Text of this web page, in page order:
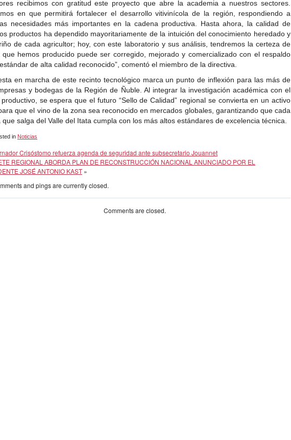
recibimos con gratitud este proyecto que abre la academia a nuestros sectores.
en que permitirá fortalecer el desarrollo vitivinícola de la región, respondiendo a
necesidades más importantes en la cadena productiva. Hasta ahora, la calidad de
productos ha dependido mayoritariamente de la intuición del conocimiento heredado y
de cada agricultor; hoy, con este laboratorio y sus análisis, tendremos la certeza de
que hemos producido puede ser corregido, mejorado y comercializado con el respaldo
de alta calidad reconocido”, comentó el miembro de la directiva.
en marcha de este recinto tecnológico marca un punto de inflexión para las más de
y bodegas de la Región de Ñuble. Al integrar la investigación académica con el
se espera que el futuro “Sello de Calidad” regional se convierta en un activo
que el vino de la zona sea reconocido en mercados globales, garantizando que cada
que salga del Valle del Itata cumpla con los más altos estándares de excelencia técnica.
in Noticias
Crisóstomo refuerza agenda de seguridad ante subsecretario Jouannet
REGIONAL ABORDA PLAN DE RECONSTRUCCIÓN NACIONAL ANUNCIADO POR EL
JOSÉ ANTONIO KAST »
and pings are currently closed.
Comments are closed.